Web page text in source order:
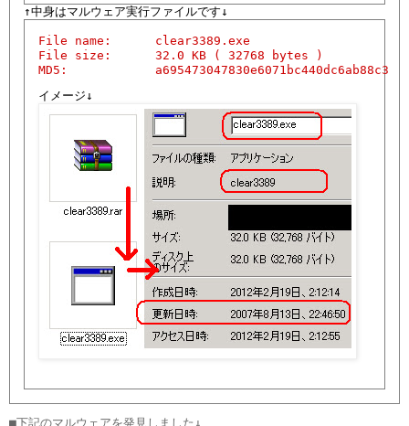
File name:      clear3389.exe
File size:      32.0 KB ( 32768 bytes )
MD5:            a695473047830e6071bc440dc6ab88c3